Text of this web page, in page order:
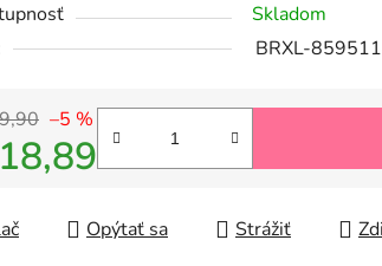
Skladom
BRXL-
–5 %
Opýtať sa Strážiť